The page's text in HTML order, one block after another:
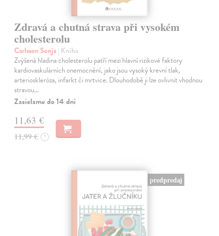
Zdravá a chutná strava při vysokém
cholesterolu
Carlsson Sonja| Kniha
Zvýšená hladina cholesterolu patří mezi hlavní rizikové faktory
kardiovaskulárních onemocnění, jako jsou vysoký krevní tlak,
arterioskleróza, infarkt či mrtvice. Dlouhodobě ji lze ovlivnit vhodnou
stravou…
Zasielame do 14 dní
11,63 €
11,99 € ?
predpredaj